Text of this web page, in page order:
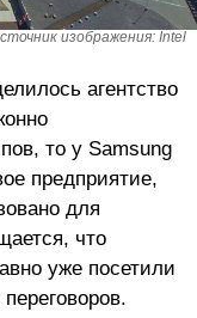
изображения: Intel
агентство
то у Samsung
предприятие,
для
что
уже посетили